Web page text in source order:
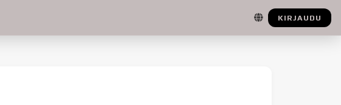
KIRJAUDU